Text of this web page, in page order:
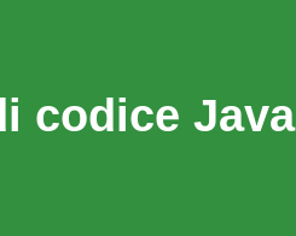
codice Java